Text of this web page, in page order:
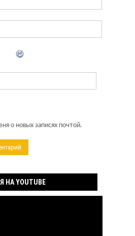
о новых записях почтой.
YOUTUBE